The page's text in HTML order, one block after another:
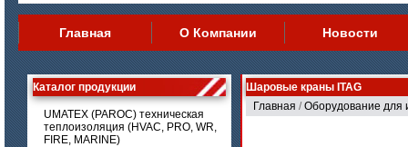
Главная О Компании Новости
Каталог продукции
UMATEX (PAROC) техническая
теплоизоляция (HVAC, PRO, WR,
FIRE, MARINE)
Шаровые краны ITAG
Главная /Оборудование для